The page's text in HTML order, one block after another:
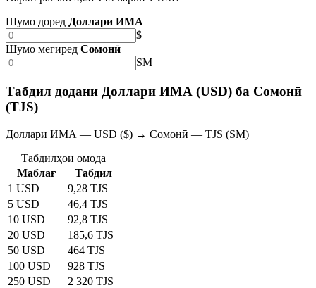
Шумо доред Доллари ИМА
$
Шумо мегиред Сомонӣ
SM
Табдил додани Доллари ИМА (USD) ба Сомонӣ
(TJS)
Доллари ИМА — USD ($) → Сомонӣ — TJS (SM)
Табдилҳои омода
Маблағ
Табдил
1 USD
9,28 TJS
5 USD
46,4 TJS
10 USD
92,8 TJS
20 USD
185,6 TJS
50 USD
464 TJS
100 USD
928 TJS
250 USD
2 320 TJS